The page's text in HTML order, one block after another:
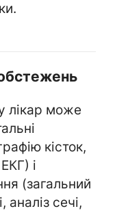
лікар може
кісток,
і
(загальний
аналіз сечі,